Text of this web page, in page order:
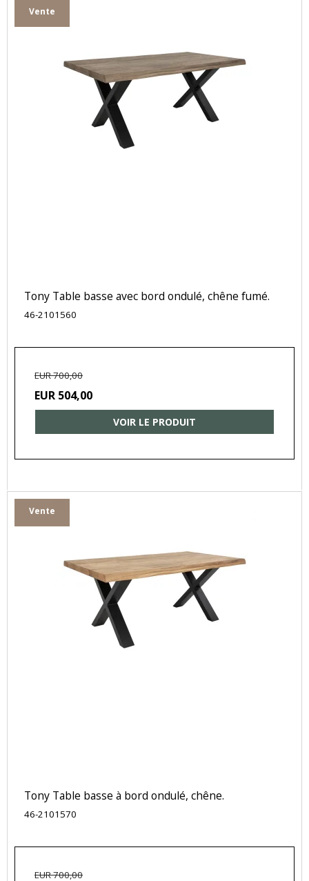
Vente
Tony Table basse avec bord ondulé, chêne fumé.
46-2101560
EUR 700,00
EUR 504,00
VOIR LE PRODUIT
Vente
Tony Table basse à bord ondulé, chêne.
46-2101570
EUR 700,00